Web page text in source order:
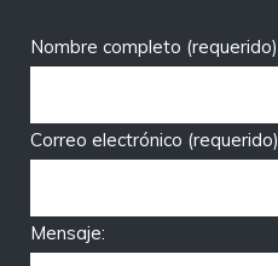
Nombre completo (requerido)
Correo electrónico (requerido)
Mensaje: